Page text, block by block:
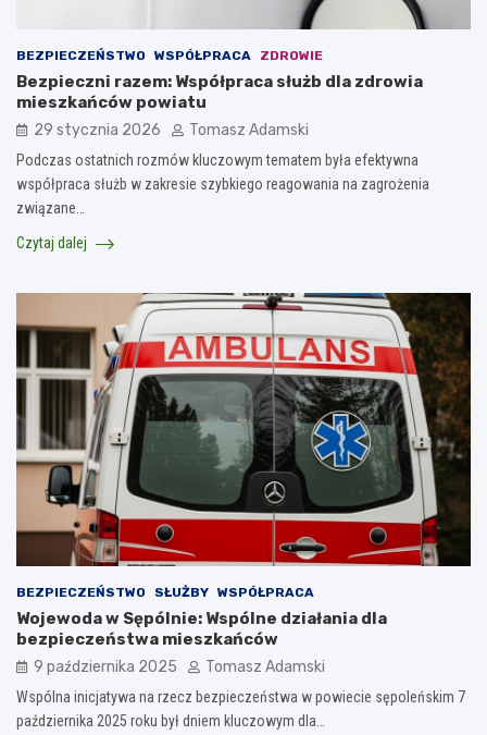
BEZPIECZEŃSTWO WSPÓŁPRACA ZDROWIE
Bezpieczni razem: Współpraca służb dla zdrowia
mieszkańców powiatu
29 stycznia 2026 Tomasz Adamski
Podczas ostatnich rozmów kluczowym tematem była efektywna
współpraca służb w zakresie szybkiego reagowania na zagrożenia
związane…
Czytaj dalej
BEZPIECZEŃSTWO SŁUŻBY WSPÓŁPRACA
Wojewoda w Sępólnie: Wspólne działania dla
bezpieczeństwa mieszkańców
9 października 2025 Tomasz Adamski
Wspólna inicjatywa na rzecz bezpieczeństwa w powiecie sępoleńskim 7
października 2025 roku był dniem kluczowym dla…